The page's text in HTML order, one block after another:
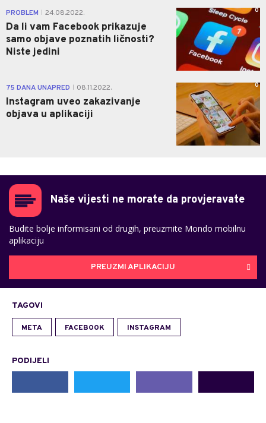
PROBLEM 24.08.2022.
Da li vam Facebook prikazuje
samo objave poznatih ličnosti?
Niste jedini
0
75 DANA UNAPRED 08.11.2022.
Instagram uveo zakazivanje
objava u aplikaciji
0
Naše vijesti ne morate da provjeravate
Budite bolje informisani od drugih, preuzmite Mondo mobilnu
aplikaciju
PREUZMI APLIKACIJU
TAGOVI
META FACEBOOK INSTAGRAM
PODIJELI